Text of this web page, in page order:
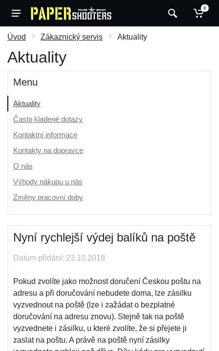
0
Úvod Zákaznický servis Aktuality
Aktuality
Menu
Aktuality
Často kladené dotazy
Kontaktní informace
Kontakty na dopravce
O nás
Výhody nákupu u nás
Změny pracovní doby
Nyní rychlejší výdej balíků na poště
Datum přidání: 23.10.2018
Pokud zvolíte jako možnost doručení Českou poštu na
adresu a při doručování nebudete doma, lze zásilku
vyzvednout na poště (lze i zažádat o bezplatné
doručování na adresu znovu). Stejně tak na poště
vyzvednete i zásilku, u které zvolíte, že si přejete ji
zaslat na poštu. A právě na poště nyní zásilky